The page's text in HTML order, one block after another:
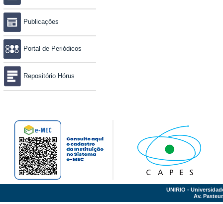
Publicações
Portal de Periódicos
Repositório Hórus
UNIRIO -
Av.